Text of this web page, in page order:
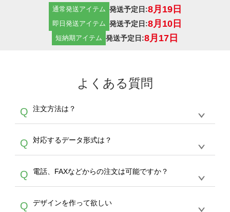
通常発送アイテム 発送予定日:8月19日
即日発送アイテム 発送予定日:8月10日
短納期アイテム 発送予定日:8月17日
よくある質問
Q 注文方法は？
A
生産にて承っております。デザインツールから
デザインの作成から決済まで完了できます。
30枚以上やシルク印刷など、大口注文の場合
は、サポートが担当するエコバッグコンシェル
やタンブラーコンシェルをご利用ください。製
作する数量が多ければ多いほど、オンデマンド
サービスよりも低価格で製作することが可能で
Q 対応するデータ形式は？
A
ドできるデータ形式は、JPG / PNG / AI / PSD /
PDF 形式になります。データの最大サイズ
写真などもアップロード可能です。使用できな
Q 電話、FAXなどからの注文は可能ですか？
A
文のみ受け付けております。30個以上のご製
Q デザインを作って欲しい